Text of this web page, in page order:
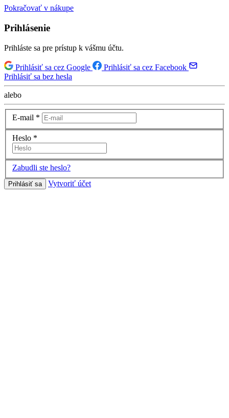
Pokračovať v nákupe
Prihlásenie
Prihláste sa pre prístup k vášmu účtu.
Prihlásiť sa cez Google
Prihlásiť sa cez Facebook
Prihlásiť sa bez hesla
alebo
E-mail *
Heslo *
Zabudli ste heslo?
Prihlásiť sa Vytvoriť účet